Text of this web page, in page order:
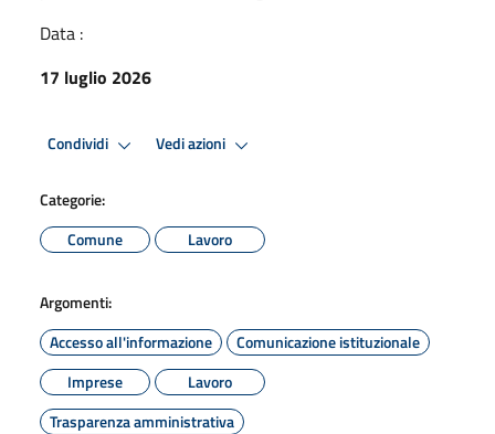
Data :
17 luglio 2026
Condividi Vedi azioni
Categorie:
Comune
Lavoro
Argomenti:
Accesso all'informazione
Comunicazione istituzionale
Imprese
Lavoro
Trasparenza amministrativa